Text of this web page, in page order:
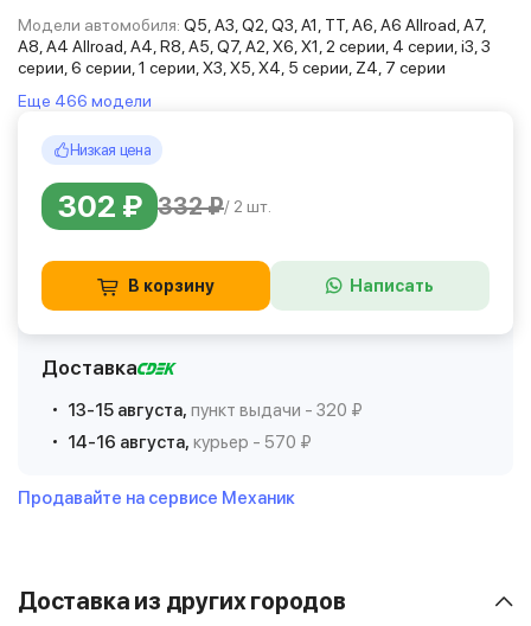
Модели автомобиля: Q5, A3, Q2, Q3, A1, TT, A6, A6 Allroad, A7,
A8, A4 Allroad, A4, R8, A5, Q7, A2, X6, X1, 2 серии, 4 серии, i3, 3
серии, 6 серии, 1 серии, X3, X5, X4, 5 серии, Z4, 7 серии
Еще 466 модели
Низкая цена
302 ₽ 332 ₽/ 2 шт.
В корзину Написать
Доставка
13-15 августа, пункт выдачи - 320 ₽
14-16 августа, курьер - 570 ₽
Продавайте на сервисе Механик
Доставка из других городов